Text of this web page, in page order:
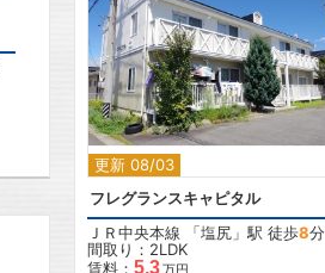
更新 08/03
2
フレグランスキャピタル
ＪＲ中央本線 「塩尻 」駅 徒歩8分
間取り：2LDK
賃料： 5.3万円